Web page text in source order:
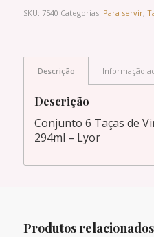
SKU: 7540 Categorias: Para servir,
Descrição Informação
Descrição
Conjunto 6 Taças de
294ml – Lyor
Produtos relacionados